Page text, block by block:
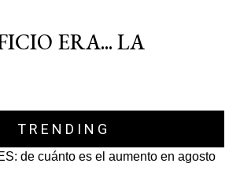
ERA... LA
TRENDING